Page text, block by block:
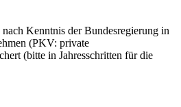
Kenntnis der Bundesregierung in
(PKV: private
(bitte in Jahresschritten für die